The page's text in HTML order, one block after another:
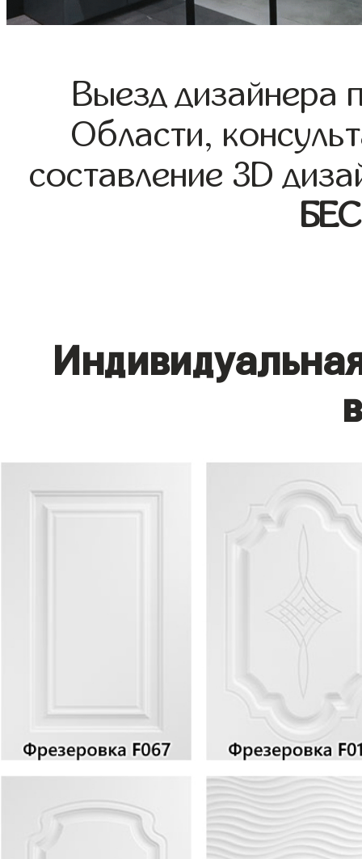
Выезд дизайнера
Области,
составление 3D